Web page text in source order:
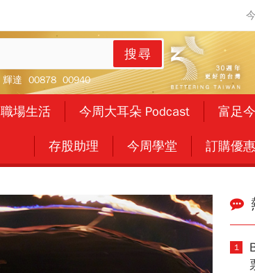
搜尋
輝達 00878 00940
職場生活 今周大耳朵 Podcast 富足
存股助理 今周學堂 訂購優惠
1